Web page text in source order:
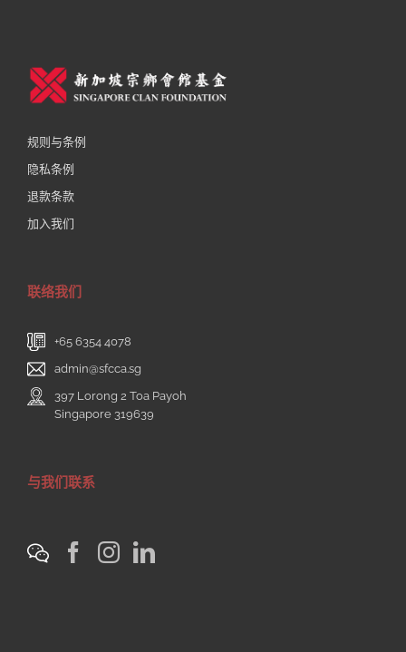
规则与条例
隐私条例
退款条款
加入我们
联络我们
+65 6354 4078
admin@sfcca.sg
397 Lorong 2 Toa Payoh
Singapore 319639
与我们联系